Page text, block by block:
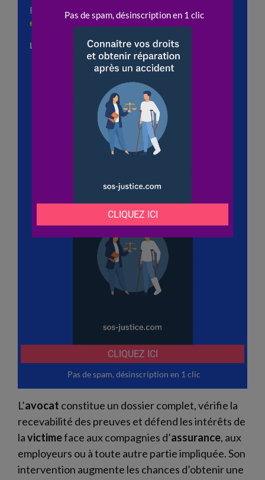
L’avocat constitue un dossier complet, vérifie la
recevabilité des preuves et défend les intérêts de
lavictimeface aux compagnies d’assurance, aux
employeurs ou à toute autre partie impliquée. Son
intervention augmente les chances d’obtenir une